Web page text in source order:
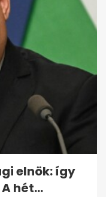
EU bírósága
elnök: így
hét...